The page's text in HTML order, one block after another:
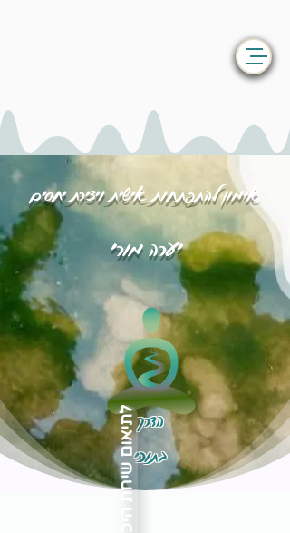
אימון להתפתחות אישית ויצירת יחסים
יערה מורי
הדרך
בתוכי